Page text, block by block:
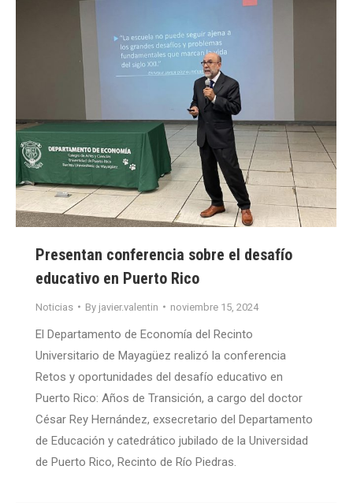
Presentan conferencia sobre el desafío
educativo en Puerto Rico
Noticias By javier.valentin noviembre 15, 2024
El Departamento de Economía del Recinto
Universitario de Mayagüez realizó la conferencia
Retos y oportunidades del desafío educativo en
Puerto Rico: Años de Transición, a cargo del doctor
César Rey Hernández, exsecretario del Departamento
de Educación y catedrático jubilado de la Universidad
de Puerto Rico, Recinto de Río Piedras.